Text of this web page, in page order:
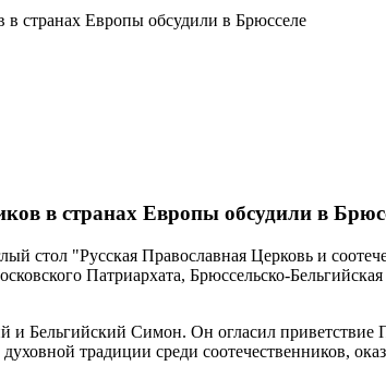
странах Европы обсудили в Брюсселе
в странах Европы обсудили в
стол "Русская Православная Церковь и
Патриархата, Брюссельско-
и Бельгийский Симон. Он огласил
традиции среди соотечественников,